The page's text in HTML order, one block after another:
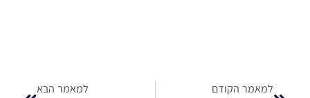
למאמר הקודם למאמר הבא